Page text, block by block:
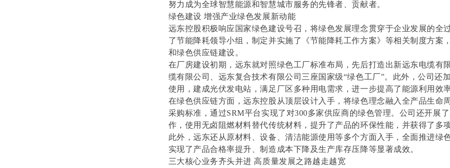
努力成为全球智慧能源和智慧城市服务的先锋者、贡献者。
绿色建设 增强产业绿色发展新动能
远东控股积极响应国家绿色建设号召，将绿色发展理念贯穿于企业发展的全
了节能降耗领导小组，制定并实施了《节能降耗工作方案》等相关制度方案
和绿色供应链建设。
在厂房建设初期，远东就对照绿色工厂标准布局，先后打造出新远东电缆有
缆有限公司、远东复合技术有限公司三座国家级“绿色工厂”。此外，公司还
使用，建成光伏发电站，满足厂区多种用电需求，进一步提高了能源利用效率
在绿色供应链方面，远东控股从顶层设计入手，将绿色理念融入全产品生命
采购标准，通过SRM平台实现了对300多家供应商的绿色管理。公司还开展
作，使用无卤阻燃材料替代传统材料，提升了产品的环保性能，并获得了多
此外，远东还从原材料、设备、清洁能源使用等多个方面入手，全面推进绿
实现了产品合格率提升、制造成本下降及生产库存压降等显著成效。
三大核心业务齐头并进 高质量发展之路越走越宽